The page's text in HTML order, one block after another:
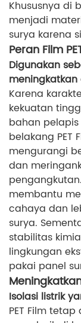
Khususnya di
menjadi
surya karena
Peran Film
Digunakan
Karena
kekuatan
bahan
belakang
mengurangi
dan
membantu
cahaya dan
surya.
stabilitas
lingkungan
pakai panel
Isolasi listrik
PET Film